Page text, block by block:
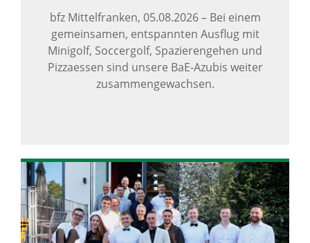
bfz Mittelfranken, 05.08.2026–Bei einem
gemeinsamen, entspannten Ausflug mit
Minigolf, Soccergolf, Spazierengehen und
Pizzaessen sind unsere BaE-Azubis weiter
zusammengewachsen.